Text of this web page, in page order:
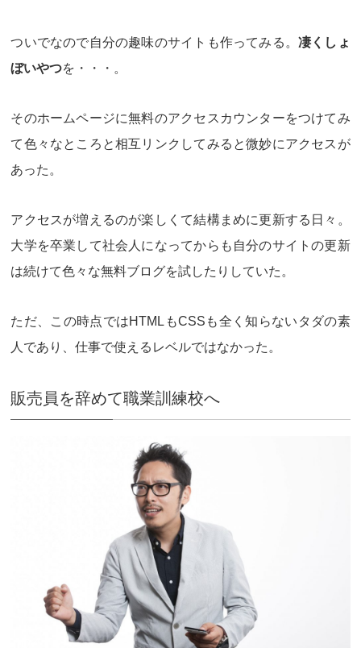
ついでなので自分の趣味のサイトも作ってみる。 凄くしょ
ぼいやつを・・・。
そのホームページに無料のアクセスカウンターをつけてみ
て色々なところと相互リンクしてみると微妙にアクセスが
あった。
アクセスが増えるのが楽しく て結構まめに更新する日々。
大学を卒業して社会人になってからも自分のサイトの更新
は続けて色々な無料ブログを試したりしていた。
ただ、この時点ではHTMLもCSSも全く知らないタダの素
人 であり、仕事で使えるレベルではなかった。
販売員を辞めて職業訓練校へ